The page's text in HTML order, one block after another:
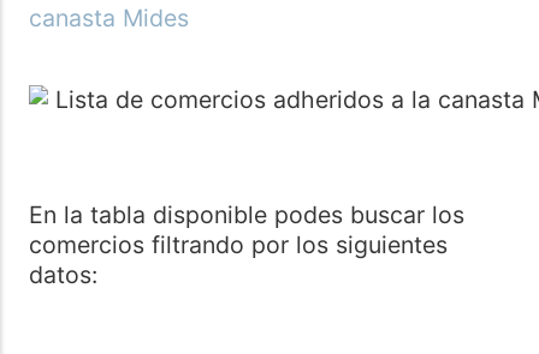
canasta Mides
En la tabla disponible podes buscar los
comercios filtrando por los siguientes
datos: